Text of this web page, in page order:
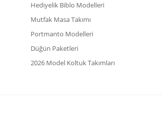
Hediyelik Biblo Modelleri
Mutfak Masa Takımı
Portmanto Modelleri
Düğün Paketleri
2026 Model Koltuk Takımları